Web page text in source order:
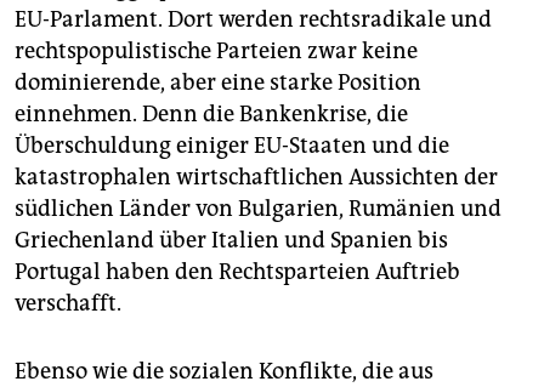
genossenschaft
epaper login
EU-Parlament. Dort werden rechtsradikale und
rechtspopulistische Parteien zwar keine
dominierende, aber eine starke Position
einnehmen. Denn die Bankenkrise, die
Überschuldung einiger EU-Staaten und die
katastrophalen wirtschaftlichen Aussichten der
südlichen Länder von Bulgarien, Rumänien und
Griechenland über Italien und Spanien bis
Portugal haben den Rechtsparteien Auftrieb
verschafft.
Ebenso wie die sozialen Konflikte, die aus